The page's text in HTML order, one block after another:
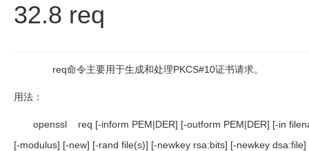
32.8 req
req命令主要用于生成和处理PKCS#10证书请求。
用法：
openssl req [-inform PEM|DER] [-outform PEM|DER] [-in
[-modulus] [-new] [-rand file(s)] [-newkey rsa:bits] [-newkey